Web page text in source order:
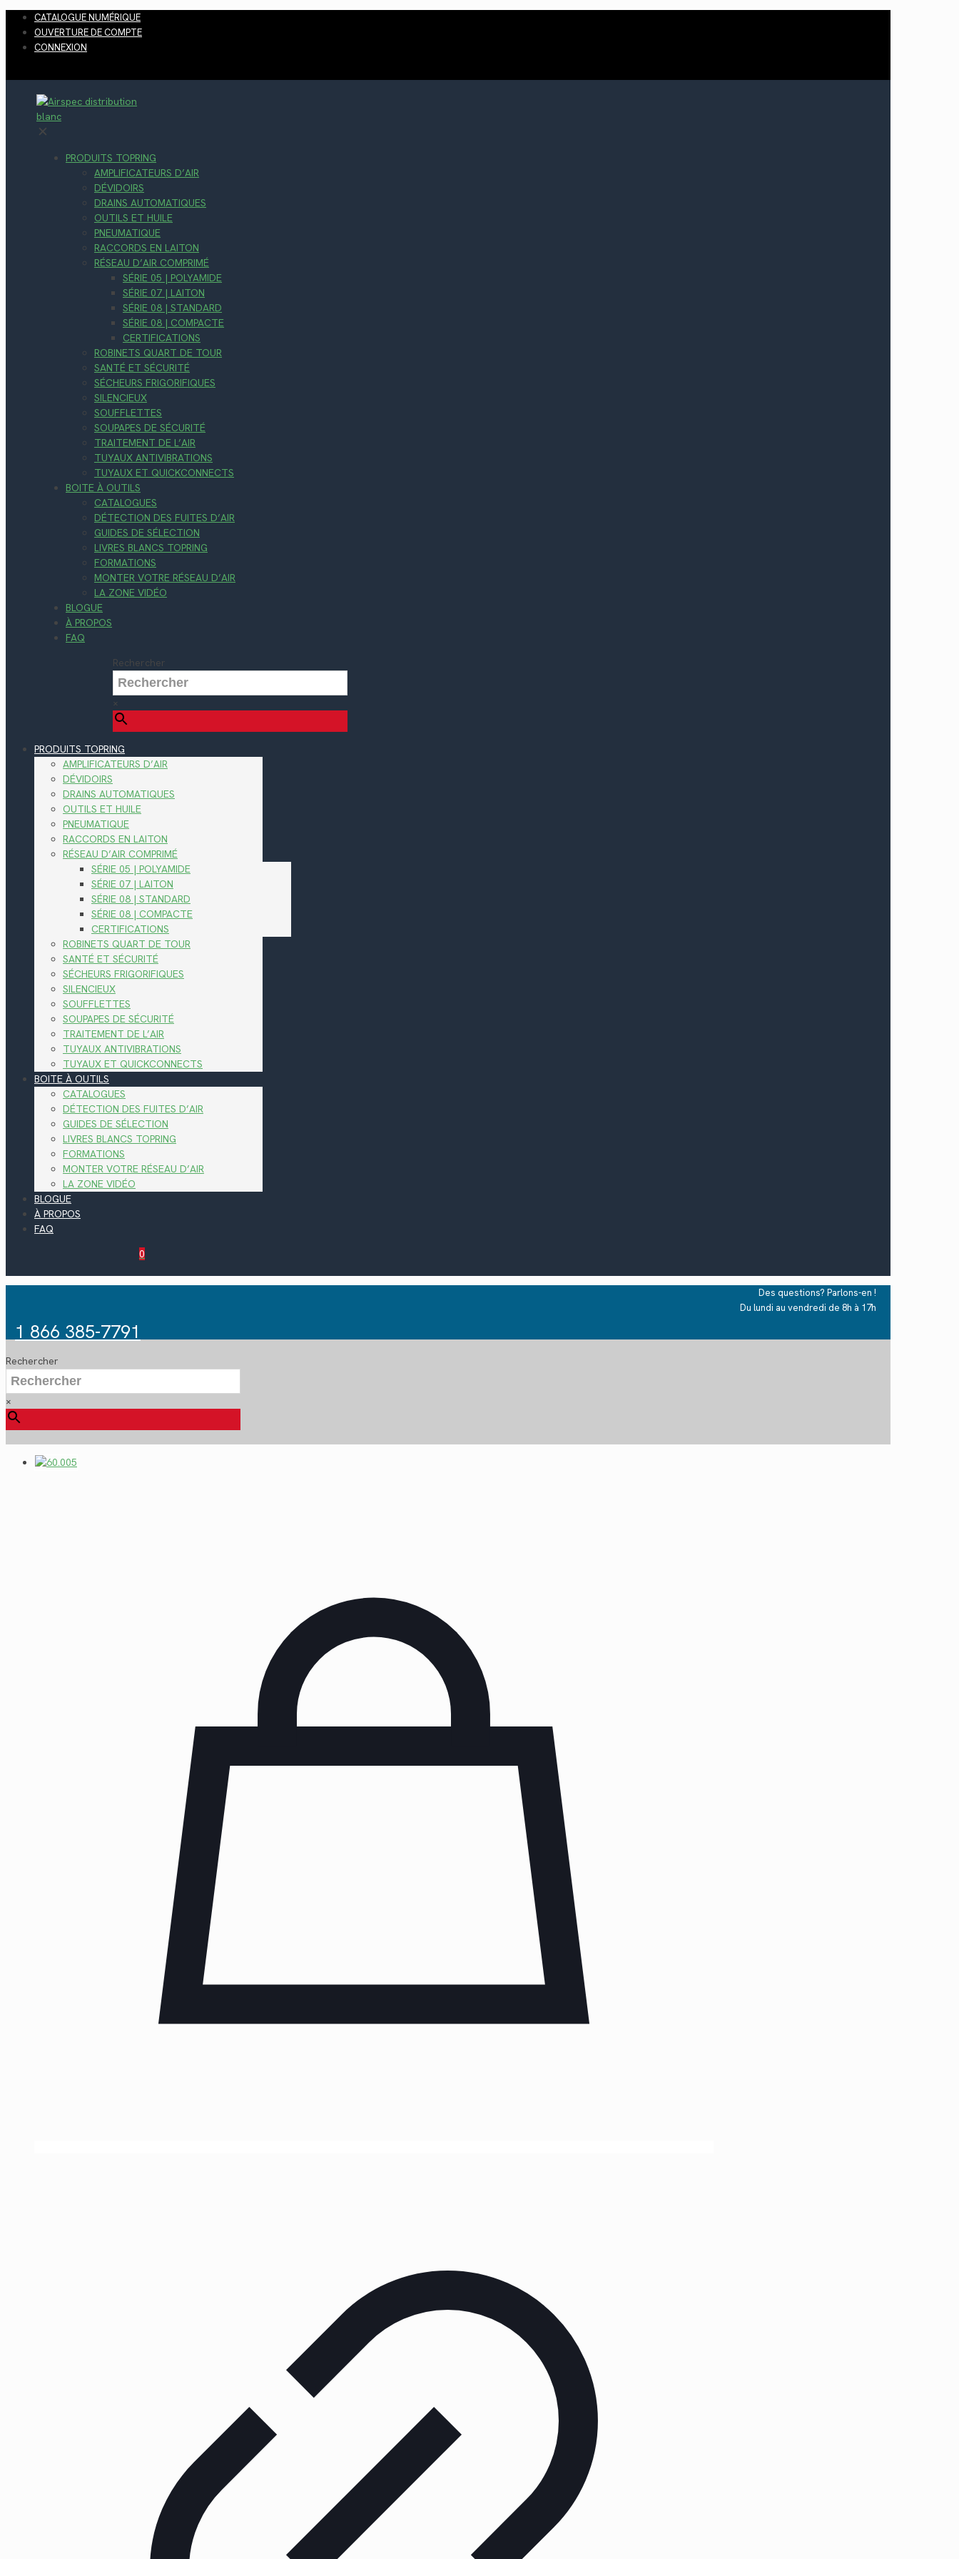
CATALOGUE NUMÉRIQUE
OUVERTURE DE COMPTE
CONNEXION
✕
PRODUITS TOPRING
AMPLIFICATEURS D’AIR
DÉVIDOIRS
DRAINS AUTOMATIQUES
OUTILS ET HUILE
PNEUMATIQUE
RACCORDS EN LAITON
RÉSEAU D’AIR COMPRIMÉ
SÉRIE 05 | POLYAMIDE
SÉRIE 07 | LAITON
SÉRIE 08 | STANDARD
SÉRIE 08 | COMPACTE
CERTIFICATIONS
ROBINETS QUART DE TOUR
SANTÉ ET SÉCURITÉ
SÉCHEURS FRIGORIFIQUES
SILENCIEUX
SOUFFLETTES
SOUPAPES DE SÉCURITÉ
TRAITEMENT DE L’AIR
TUYAUX ANTIVIBRATIONS
TUYAUX ET QUICKCONNECTS
BOITE À OUTILS
CATALOGUES
DÉTECTION DES FUITES D’AIR
GUIDES DE SÉLECTION
LIVRES BLANCS TOPRING
FORMATIONS
MONTER VOTRE RÉSEAU D’AIR
LA ZONE VIDÉO
BLOGUE
À PROPOS
FAQ
Rechercher
×
PRODUITS TOPRING
AMPLIFICATEURS D’AIR
DÉVIDOIRS
DRAINS AUTOMATIQUES
OUTILS ET HUILE
PNEUMATIQUE
RACCORDS EN LAITON
RÉSEAU D’AIR COMPRIMÉ
SÉRIE 05 | POLYAMIDE
SÉRIE 07 | LAITON
SÉRIE 08 | STANDARD
SÉRIE 08 | COMPACTE
CERTIFICATIONS
ROBINETS QUART DE TOUR
SANTÉ ET SÉCURITÉ
SÉCHEURS FRIGORIFIQUES
SILENCIEUX
SOUFFLETTES
SOUPAPES DE SÉCURITÉ
TRAITEMENT DE L’AIR
TUYAUX ANTIVIBRATIONS
TUYAUX ET QUICKCONNECTS
BOITE À OUTILS
CATALOGUES
DÉTECTION DES FUITES D’AIR
GUIDES DE SÉLECTION
LIVRES BLANCS TOPRING
FORMATIONS
MONTER VOTRE RÉSEAU D’AIR
LA ZONE VIDÉO
BLOGUE
À PROPOS
FAQ
0
Des questions? Parlons-en !
Du lundi au vendredi de 8h à 17h
1 866 385-7791
Rechercher
×